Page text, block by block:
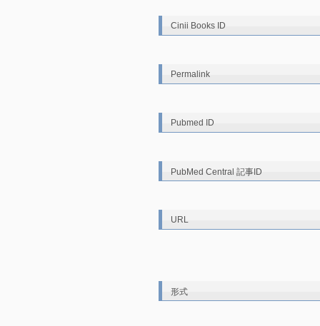
Cinii Books ID
Permalink
Pubmed ID
PubMed Central 記事ID
URL
形式